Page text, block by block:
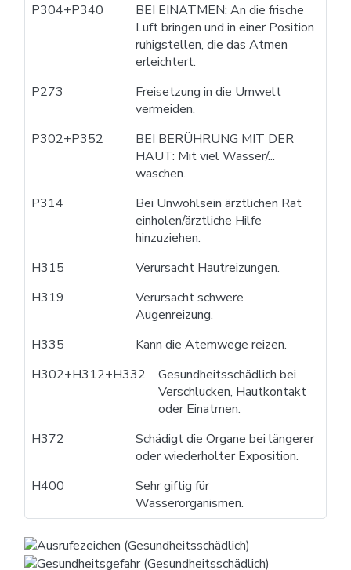
P304+P340
BEI EINATMEN: An die frische
Luft bringen und in einer Position
ruhigstellen, die das Atmen
erleichtert.
P273
Freisetzung in die Umwelt
vermeiden.
P302+P352
BEI BERÜHRUNG MIT DER
HAUT: Mit viel Wasser/...
waschen.
P314
Bei Unwohlsein ärztlichen Rat
einholen/ärztliche Hilfe
hinzuziehen.
H315
Verursacht Hautreizungen.
H319
Verursacht schwere
Augenreizung.
H335
Kann die Atemwege reizen.
H302+H312+H332
Gesundheitsschädlich bei
Verschlucken, Hautkontakt
oder Einatmen.
H372
Schädigt die Organe bei längerer
oder wiederholter Exposition.
H400
Sehr giftig für
Wasserorganismen.